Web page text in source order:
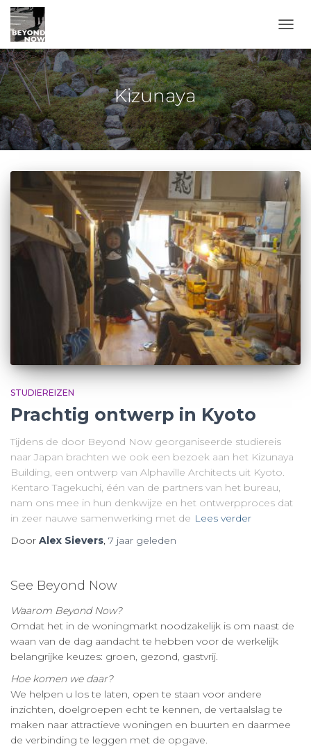
Kizunaya
STUDIEREIZEN
Prachtig ontwerp in Kyoto
Tijdens de door Beyond Now georganiseerde studiereis
naar Japan brachten we ook een bezoek aan het Kizunaya
Building, een ontwerp van Alphaville Architects uit Kyoto.
Kentaro Tagekuchi, één van de partners van het bureau,
nam ons mee in hun denkwijze en het ontwerpproces dat
in zeer nauwe samenwerking met de Lees verder
Door Alex Sievers, 7 jaar geleden
See Beyond Now
Waarom Beyond Now?
Omdat het in de woningmarkt noodzakelijk is om naast de
waan van de dag aandacht te hebben voor de werkelijk
belangrijke keuzes: groen, gezond, gastvrij.
Hoe komen we daar?
We helpen u los te laten, open te staan voor andere
inzichten, doelgroepen echt te kennen, de vertaalslag te
maken naar attractieve woningen en buurten en daarmee
de verbinding te leggen met de opgave.